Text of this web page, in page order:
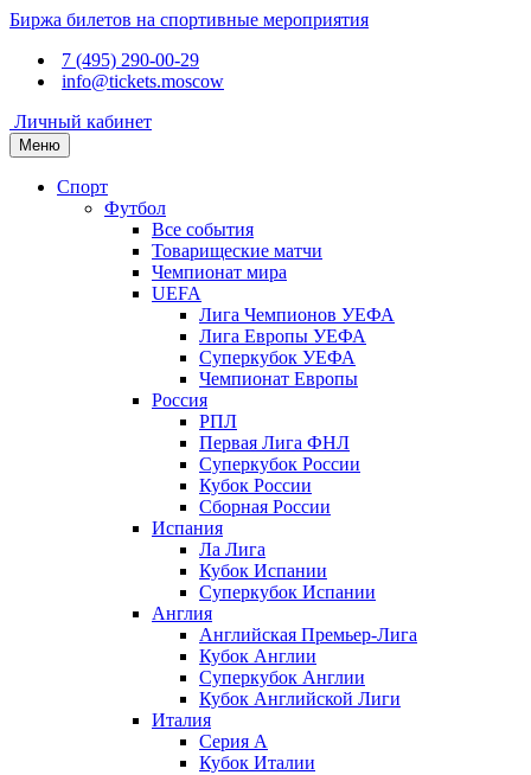
Биржа билетов на спортивные мероприятия
7 (495) 290-00-29
info@tickets.moscow
Личный кабинет
Меню
Спорт
Футбол
Все события
Товарищеские матчи
Чемпионат мира
UEFA
Лига Чемпионов УЕФА
Лига Европы УЕФА
Суперкубок УЕФА
Чемпионат Европы
Россия
РПЛ
Первая Лига ФНЛ
Суперкубок России
Кубок России
Сборная России
Испания
Ла Лига
Кубок Испании
Суперкубок Испании
Англия
Английская Премьер-Лига
Кубок Англии
Суперкубок Англии
Кубок Английской Лиги
Италия
Серия А
Кубок Италии